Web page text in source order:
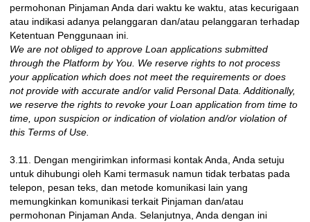
permohonan Pinjaman Anda dari waktu ke waktu, atas kecurigaan
atau indikasi adanya pelanggaran dan/atau pelanggaran terhadap
Ketentuan Penggunaan ini.
We are not obliged to approve Loan applications submitted
through the Platform by You. We reserve rights to not process
your application which does not meet the requirements or does
not provide with accurate and/or valid Personal Data. Additionally,
we reserve the rights to revoke your Loan application from time to
time, upon suspicion or indication of violation and/or violation of
this Terms of Use.
3.11. Dengan mengirimkan informasi kontak Anda, Anda setuju
untuk dihubungi oleh Kami termasuk namun tidak terbatas pada
telepon, pesan teks, dan metode komunikasi lain yang
memungkinkan komunikasi terkait Pinjaman dan/atau
permohonan Pinjaman Anda. Selanjutnya, Anda dengan ini